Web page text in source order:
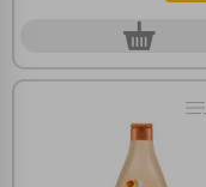
0τεμ.